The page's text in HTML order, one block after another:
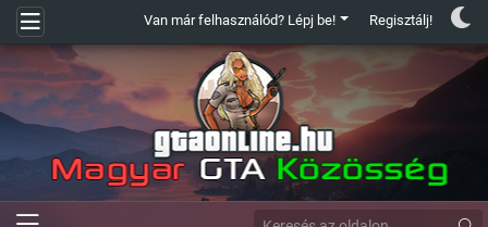
Van már felhasználód? Lépj be! Regisztálj!